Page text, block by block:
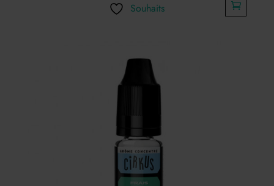
Souhaits